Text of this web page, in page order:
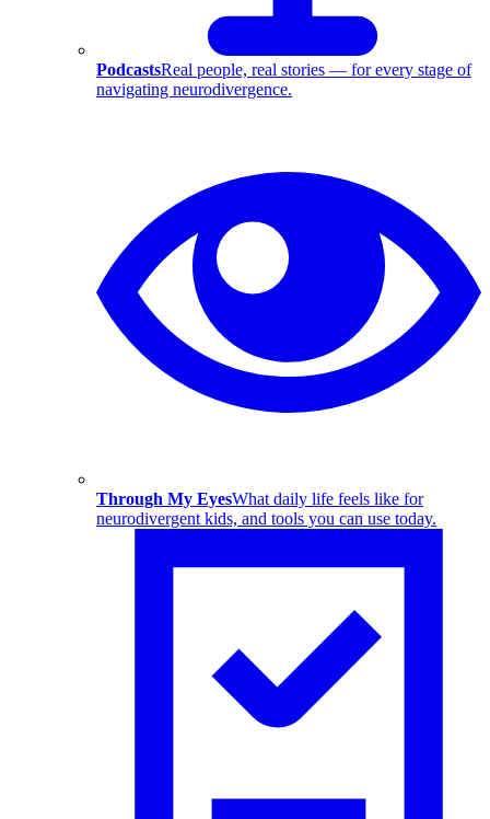
PodcastsReal people, real stories — for every stage of
navigating neurodivergence.
Through My EyesWhat daily life feels like for
neurodivergent kids, and tools you can use today.